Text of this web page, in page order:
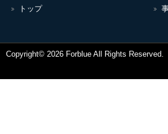
トップ
Copyright© 2026 Forblue All Rights Reserved.